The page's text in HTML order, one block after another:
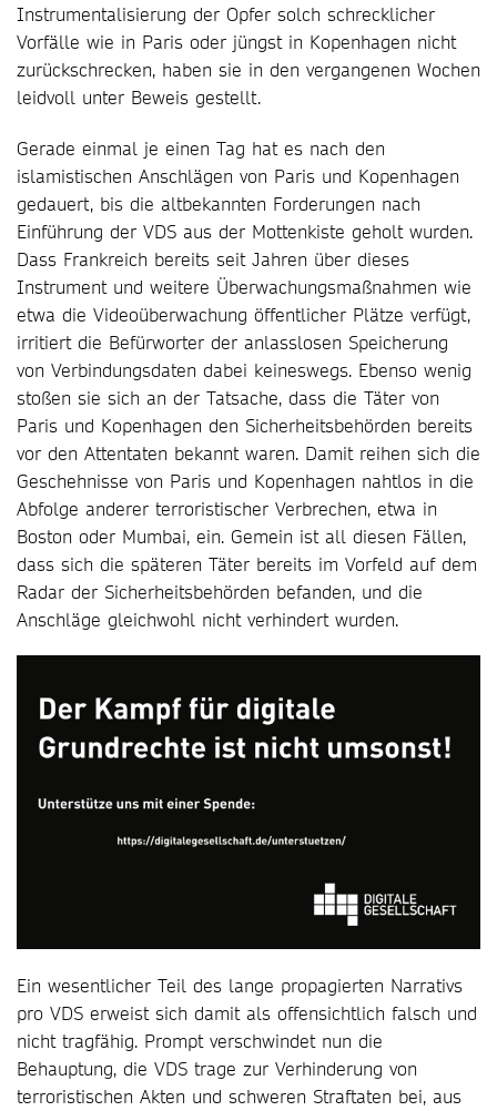
Instrumentalisierung der Opfer solch schrecklicher
Vorfälle wie in Paris oder jüngst in Kopenhagen nicht
zurückschrecken, haben sie in den vergangenen Wochen
leidvoll unter Beweis gestellt.
Gerade einmal je einen Tag hat es nach den
islamistischen Anschlägen von Paris und Kopenhagen
gedauert, bis die altbekannten Forderungen nach
Einführung der VDS aus der Mottenkiste geholt wurden.
Dass Frankreich bereits seit Jahren über dieses
Instrument und weitere Überwachungsmaßnahmen wie
etwa die Videoüberwachung öffentlicher Plätze verfügt,
irritiert die Befürworter der anlasslosen Speicherung
von Verbindungsdaten dabei keineswegs. Ebenso wenig
stoßen sie sich an der Tatsache, dass die Täter von
Paris und Kopenhagen den Sicherheitsbehörden bereits
vor den Attentaten bekannt waren. Damit reihen sich die
Geschehnisse von Paris und Kopenhagen nahtlos in die
Abfolge anderer terroristischer Verbrechen, etwa in
Boston oder Mumbai, ein. Gemein ist all diesen Fällen,
dass sich die späteren Täter bereits im Vorfeld auf dem
Radar der Sicherheitsbehörden befanden, und die
Anschläge gleichwohl nicht verhindert wurden.
Ein wesentlicher Teil des lange propagierten Narrativs
pro VDS erweist sich damit als offensichtlich falsch und
nicht tragfähig. Prompt verschwindet nun die
Behauptung, die VDS trage zur Verhinderung von
terroristischen Akten und schweren Straftaten bei, aus